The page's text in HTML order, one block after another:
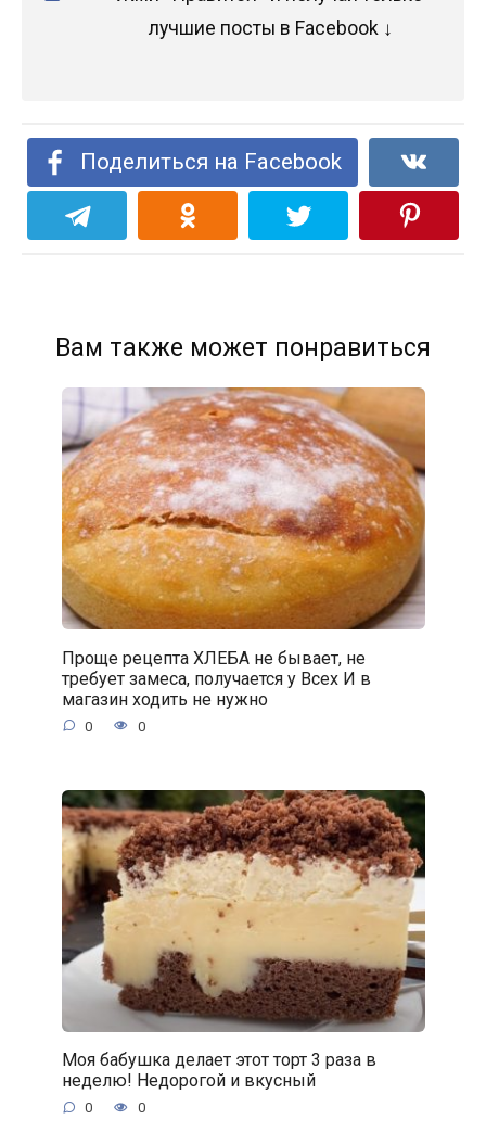
лучшие посты в Facebook ↓
Поделиться на Facebook
Вам также может понравиться
Проще рецепта ХЛЕБА не бывает, не
требует замеса, получается у Всех И в
магазин ходить не нужно
0 0
Моя бабушка делает этот торт 3 раза в
неделю! Недорогой и вкусный
0 0